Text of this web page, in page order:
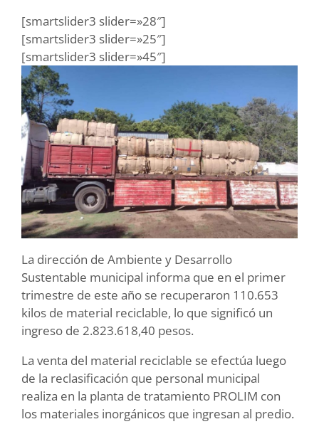
[smartslider3 slider=»28″]
[smartslider3 slider=»25″]
[smartslider3 slider=»45″]
La dirección de Ambiente y Desarrollo
Sustentable municipal informa que en el primer
trimestre de este año se recuperaron 110.653
kilos de material reciclable, lo que significó un
ingreso de 2.823.618,40 pesos.
La venta del material reciclable se efectúa luego
de la reclasificación que personal municipal
realiza en la planta de tratamiento PROLIM con
los materiales inorgánicos que ingresan al predio.